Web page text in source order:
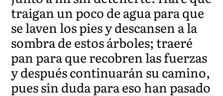
traigan un poco de agua para que
se laven los pies y descansen a la
sombra de estos árboles; traeré
pan para que recobren las fuerzas
y después continuarán su camino,
pues sin duda para eso han pasado